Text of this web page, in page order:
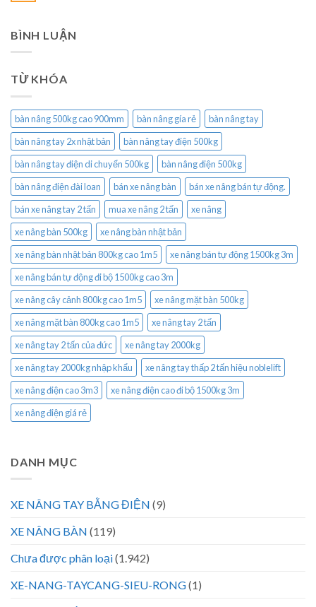
BÌNH LUẬN
TỪ KHÓA
bàn nâng 500kg cao 900mm bàn nâng gía rẻ
bàn nâng tay
bàn nâng tay 2x nhật bản
bàn nâng tay điện 500kg
bàn nâng tay điện di chuyển 500kg
bàn nâng điện 500kg
bàn nâng điện đài loan
bán xe nâng bàn
bán xe nâng bán tự động.
bán xe nâng tay 2 tấn
mua xe nâng 2 tấn
xe nâng
xe nâng bàn 500kg
xe nâng bàn nhật bản
xe nâng bàn nhật bản 800kg cao 1m5
xe nâng bán tự động 1500kg 3m
xe nâng bán tự động đi bộ 1500kg cao 3m
xe nâng cây cảnh 800kg cao 1m5
xe nâng mặt bàn 500kg
xe nâng mặt bàn 800kg cao 1m5
xe nâng tay 2 tấn
xe nâng tay 2 tấn của đức
xe nâng tay 2000kg
xe nâng tay 2000kg nhập khẩu
xe nâng tay thấp 2 tấn hiệu noblelift
xe nâng điện cao 3m3
xe nâng điện cao đi bộ 1500kg 3m
xe nâng điện giá rẻ
DANH MỤC
XE NÂNG TAY BẰNG ĐIỆN (9)
XE NÂNG BÀN (119)
Chưa được phân loại(1.942)
XE-NANG-TAYCANG-SIEU-RONG(1)